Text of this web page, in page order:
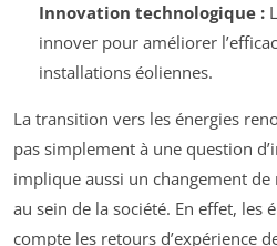
Innovation technologique :
innover pour améliorer
installations éoliennes.
La transition vers les énergies
pas simplement à une question
implique aussi un changement
au sein de la société. En effet, les
compte les retours d’expérience